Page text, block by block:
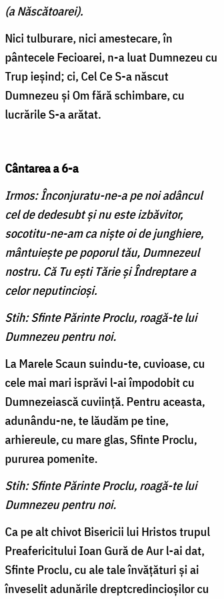
(a Născătoarei).
Nici tulburare, nici amestecare, în
pântecele Fecioarei, n-a luat Dumnezeu cu
Trup ieşind; ci, Cel Ce S-a născut
Dumnezeu şi Om fără schimbare, cu
lucrările S-a arătat.
Cântarea a 6-a
Irmos: Înconjuratu-ne-a pe noi adâncul
cel de dedesubt şi nu este izbăvitor,
socotitu-ne-am ca nişte oi de junghiere,
mântuieşte pe poporul tău, Dumnezeul
nostru. Că Tu eşti Tărie şi Îndreptare a
celor neputincioşi.
Stih: Sfinte Părinte Proclu, roagă-te lui
Dumnezeu pentru noi.
La Marele Scaun suindu-te, cuvioase, cu
cele mai mari isprăvi l-ai împodobit cu
Dumnezeiască cuviinţă. Pentru aceasta,
adunându-ne, te lăudăm pe tine,
arhiereule, cu mare glas, Sfinte Proclu,
pururea pomenite.
Stih: Sfinte Părinte Proclu, roagă-te lui
Dumnezeu pentru noi.
Ca pe alt chivot Bisericii lui Hristos trupul
Preafericitului Ioan Gură de Aur l-ai dat,
Sfinte Proclu, cu ale tale învăţături şi ai
înveselit adunările dreptcredincioşilor cu